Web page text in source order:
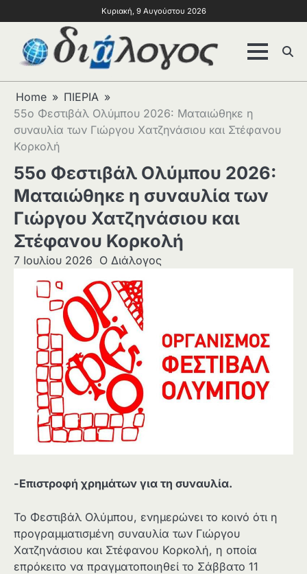
Κυριακή, 9 Αυγούστου 2026
Home
ΠΙΕΡΙΑ
55ο Φεστιβάλ Ολύμπου 2026: Ματαιώθηκε η
συναυλία των Γιώργου Χατζηνάσιου και Στέφανου
Κορκολή
55ο Φεστιβάλ Ολύμπου 2026:
Ματαιώθηκε η συναυλία των
Γιώργου Χατζηνάσιου και
Στέφανου Κορκολή
7 Ιουλίου 2026 Ο Διάλογος
-Επιστροφή χρημάτων για τη συναυλία.
Το Φεστιβάλ Ολύμπου, ενημερώνει το κοινό ότι η
προγραμματισμένη συναυλία των Γιώργου
Χατζηνάσιου και Στέφανου Κορκολή, η οποία
επρόκειτο να πραγματοποιηθεί το Σάββατο 11